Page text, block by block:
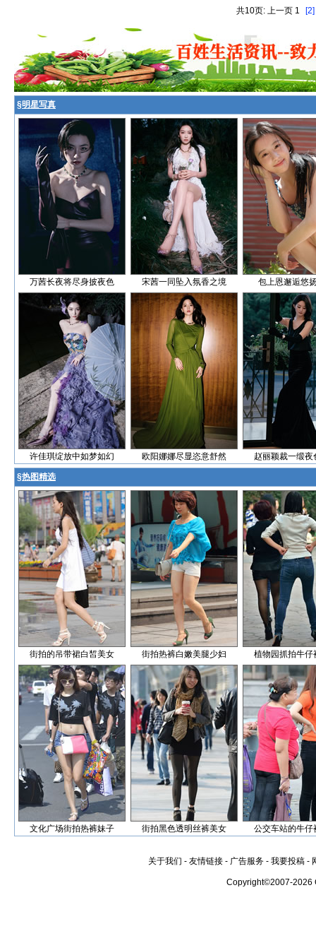
共10页: 上一页 1 [2]
§明星写真
万茜长夜将尽身披夜色 宋茜一同坠入氛香之境 包上恩邂逅悠
许佳琪绽放中如梦如幻 欧阳娜娜尽显恣意舒然 赵丽颖裁一缎夜
§热图精选
街拍的吊带裙白皙美女 街拍热裤白嫩美腿少妇 植物园抓拍牛仔
文化广场街拍热裤妹子 街拍黑色透明丝裤美女 公交车站的牛仔
关于我们 - 友情链接 - 广告服务 - 我要投稿 -
Copyright©2007-2026